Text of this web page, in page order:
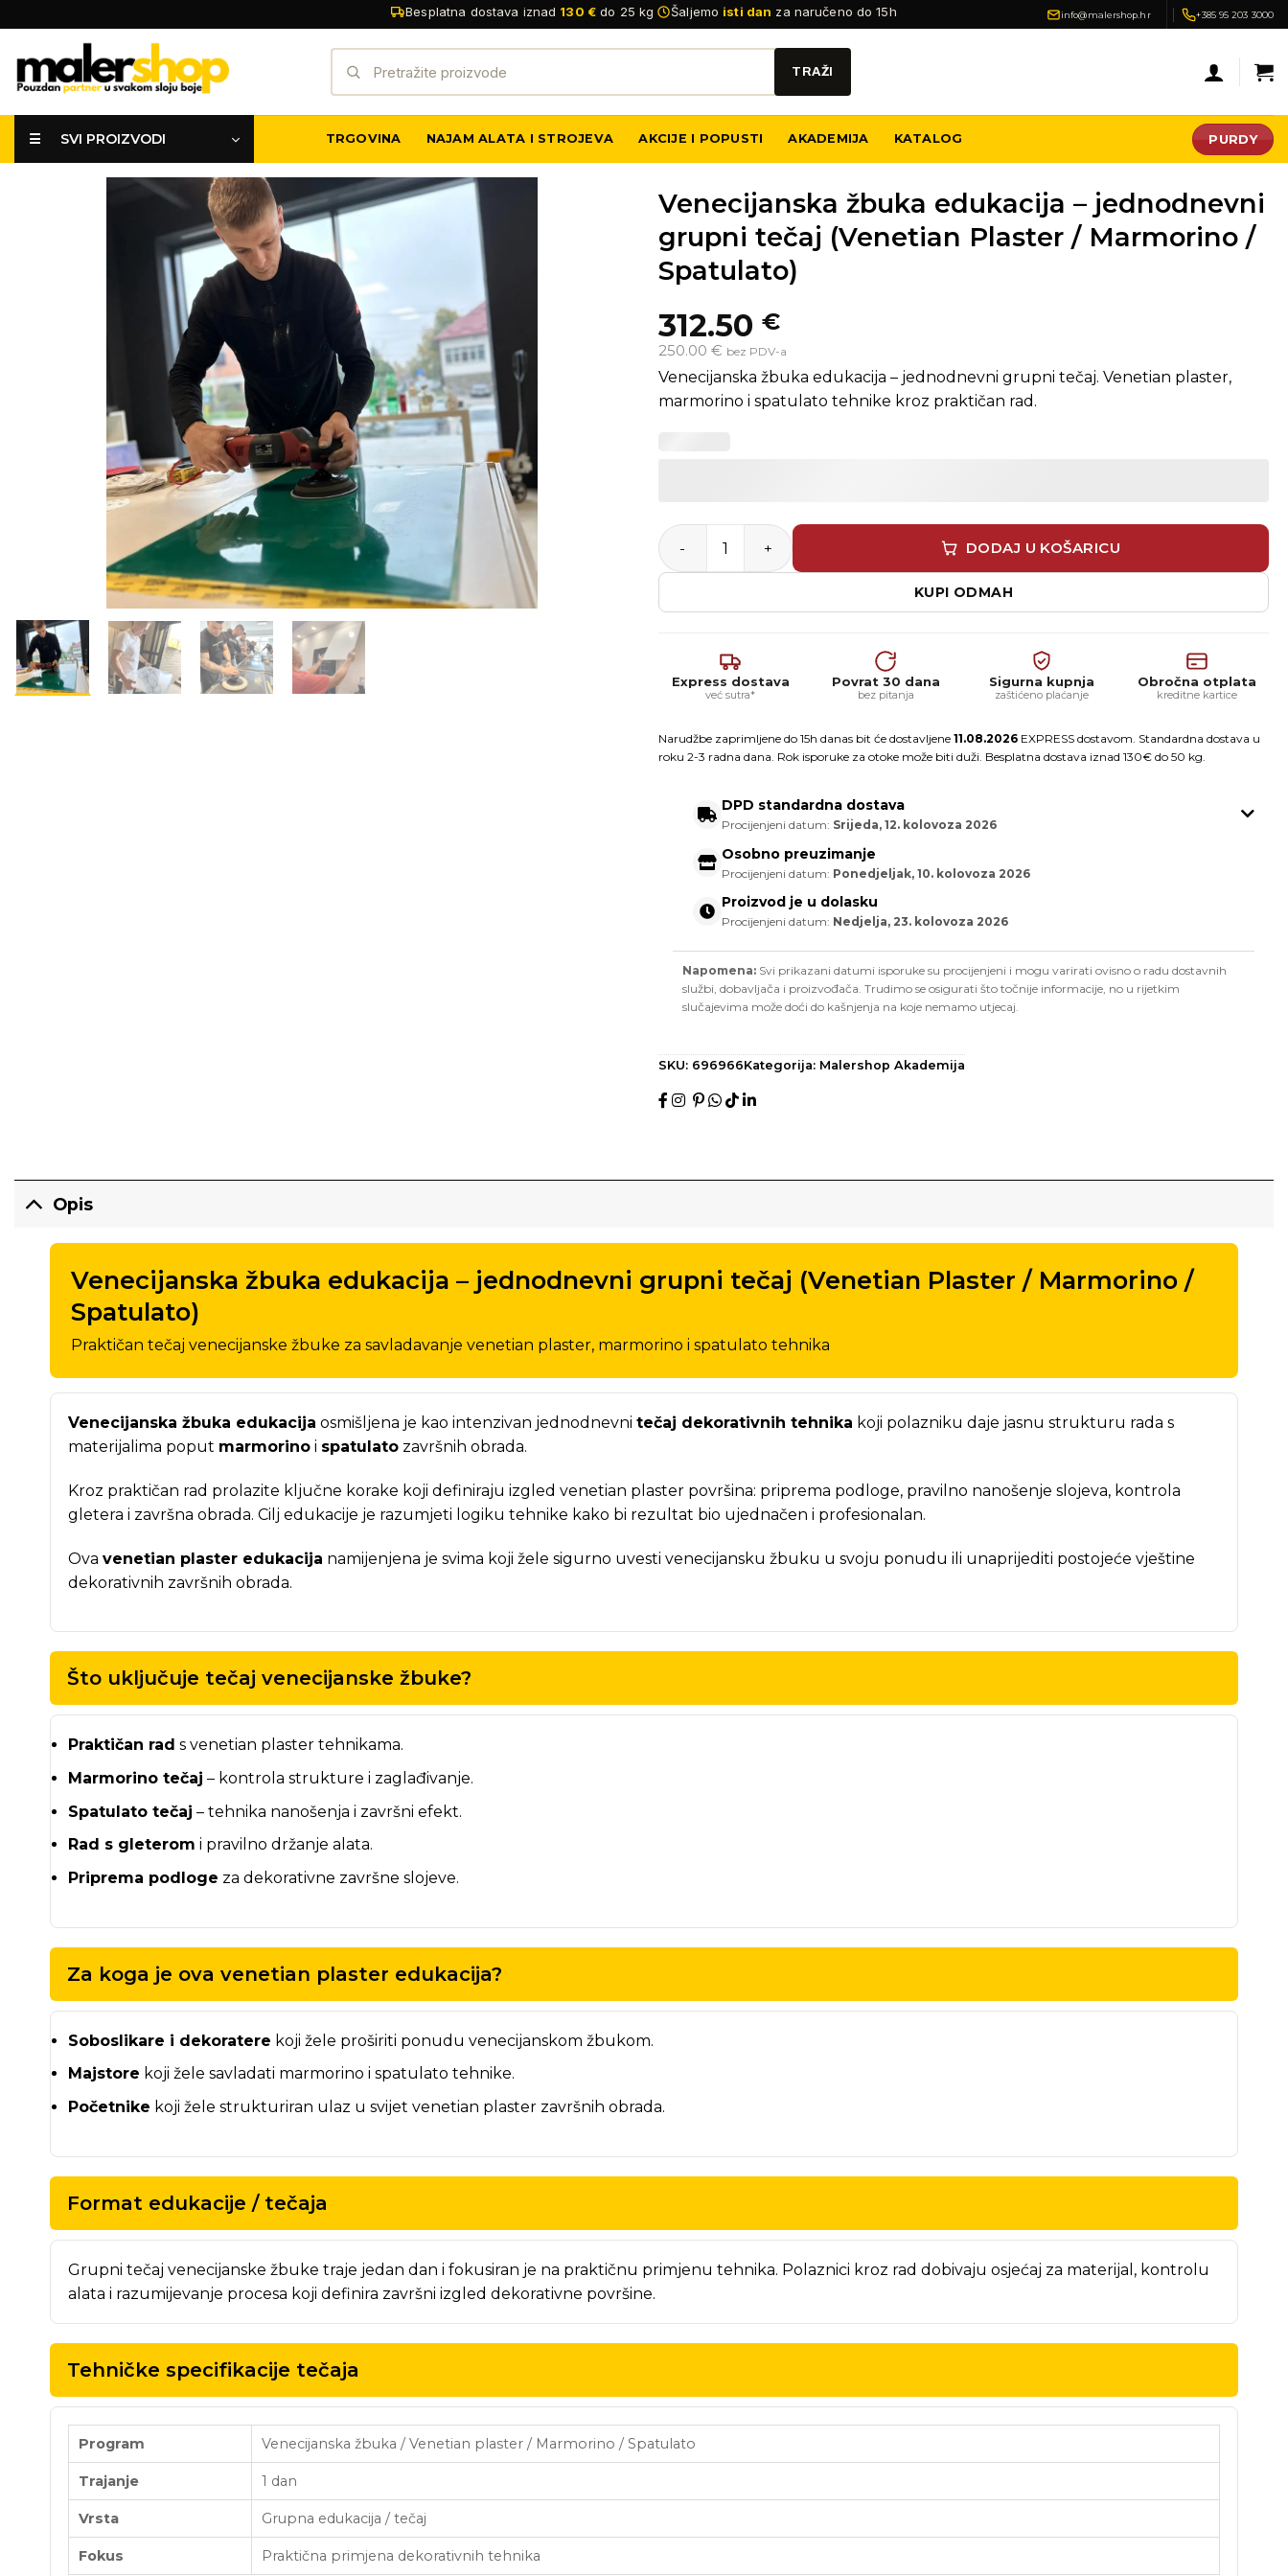
to
content
Besplatna dostava iznad 130 € do 25 kg Šaljemo isti dan za naručeno do 15h info@malershop.hr +385 95 203 3000
☰ SVI PROIZVODI TRGOVINA NAJAM ALATA I STROJEVA AKCIJE I POPUSTI AKADEMIJA KATALOG PURDY
Venecijanska žbuka edukacija – jednodnevni
grupni tečaj (Venetian Plaster / Marmorino /
Spatulato)
312.50 €
250.00 € bez PDV-a
Venecijanska žbuka edukacija – jednodnevni grupni tečaj. Venetian plaster,
marmorino i spatulato tehnike kroz praktičan rad.
Venecijanska žbuka edukacija – jednodnevni grupni tečaj (Venetian Plaster /
DODAJ U KOŠARICU
KUPI ODMAH
Express dostava
već sutra*
Povrat 30 dana
bez pitanja
Sigurna kupnja
zaštićeno plaćanje
Obročna otplata
kreditne kartice
Narudžbe zaprimljene do 15h danas bit će dostavljene 11.08.2026 EXPRESS dostavom. Standardna dostava u
roku 2-3 radna dana. Rok isporuke za otoke može biti duži. Besplatna dostava iznad 130€ do 50 kg.
DPD standardna dostava
Procijenjeni datum: Srijeda, 12. kolovoza 2026
Osobno preuzimanje
Procijenjeni datum: Ponedjeljak, 10. kolovoza 2026
Proizvod je u dolasku
Procijenjeni datum: Nedjelja, 23. kolovoza 2026
Napomena: Svi prikazani datumi isporuke su procijenjeni i mogu varirati ovisno o radu dostavnih
službi, dobavljača i proizvođača. Trudimo se osigurati što točnije informacije, no u rijetkim
slučajevima može doći do kašnjenja na koje nemamo utjecaj.
SKU: 696966Kategorija: Malershop Akademija
Opis
Venecijanska žbuka edukacija – jednodnevni grupni tečaj (Venetian Plaster / Marmorino /
Spatulato)
Praktičan tečaj venecijanske žbuke za savladavanje venetian plaster, marmorino i spatulato tehnika
Venecijanska žbuka edukacija osmišljena je kao intenzivan jednodnevni tečaj dekorativnih tehnika koji polazniku daje jasnu strukturu rada s
materijalima poput marmorinoi spatulatozavršnih obrada.
Kroz praktičan rad prolazite ključne korake koji definiraju izgled venetian plaster površina: priprema podloge, pravilno nanošenje slojeva, kontrola
gletera i završna obrada. Cilj edukacije je razumjeti logiku tehnike kako bi rezultat bio ujednačen i profesionalan.
Ova venetian plaster edukacija namijenjena je svima koji žele sigurno uvesti venecijansku žbuku u svoju ponudu ili unaprijediti postojeće vještine
dekorativnih završnih obrada.
Što uključuje tečaj venecijanske žbuke?
Praktičan rad s venetian plaster tehnikama.
Marmorino tečaj – kontrola strukture i zaglađivanje.
Spatulato tečaj – tehnika nanošenja i završni efekt.
Rad s gleterom i pravilno držanje alata.
Priprema podloge za dekorativne završne slojeve.
Za koga je ova venetian plaster edukacija?
Soboslikare i dekoratere koji žele proširiti ponudu venecijanskom žbukom.
Majstore koji žele savladati marmorino i spatulato tehnike.
Početnike koji žele strukturiran ulaz u svijet venetian plaster završnih obrada.
Format edukacije / tečaja
Grupni tečaj venecijanske žbuke traje jedan dan i fokusiran je na praktičnu primjenu tehnika. Polaznici kroz rad dobivaju osjećaj za materijal, kontrolu
alata i razumijevanje procesa koji definira završni izgled dekorativne površine.
Tehničke specifikacije tečaja
Program Venecijanska žbuka / Venetian plaster / Marmorino / Spatulato
Trajanje 1 dan
Vrsta Grupna edukacija / tečaj
Fokus Praktična primjena dekorativnih tehnika